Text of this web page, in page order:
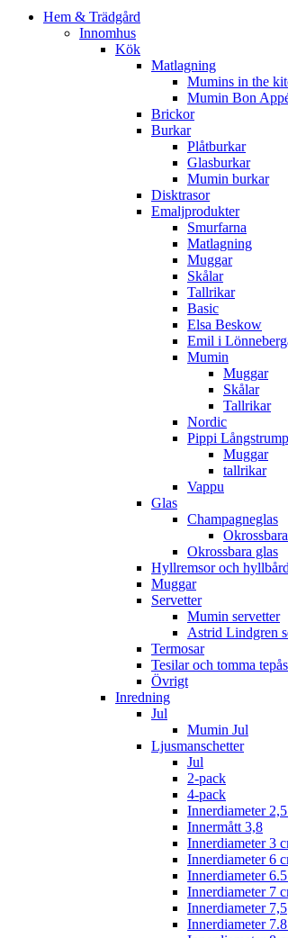
Hem & Trädgård
Innomhus
Kök
Matlagning
Mumins in the
Mumin Bon
Brickor
Burkar
Plåtburkar
Glasburkar
Mumin burkar
Disktrasor
Emaljprodukter
Smurfarna
Matlagning
Muggar
Skålar
Tallrikar
Basic
Elsa Beskow
Emil i
Mumin
Muggar
Skålar
Tallrikar
Nordic
Pippi Långstrump
Muggar
tallrikar
Vappu
Glas
Champagneglas
Okrossbara glas
Hyllremsor och hyllbård
Muggar
Servetter
Mumin servetter
Astrid Lindgren
Termosar
Tesilar och tomma
Övrigt
Inredning
Jul
Mumin Jul
Ljusmanschetter
Jul
2-pack
4-pack
Innerdiameter
Innermått 3,8
Innerdiameter 3
Innerdiameter 6
Innerdiameter
Innerdiameter 7
Innerdiameter 7,5
Innerdiameter